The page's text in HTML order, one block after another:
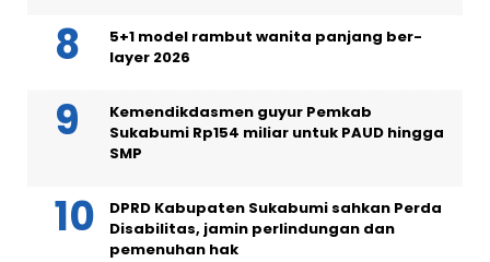
5+1 model rambut wanita panjang ber-
layer 2026
Kemendikdasmen guyur Pemkab
Sukabumi Rp154 miliar untuk PAUD hingga
SMP
DPRD Kabupaten Sukabumi sahkan Perda
Disabilitas, jamin perlindungan dan
pemenuhan hak